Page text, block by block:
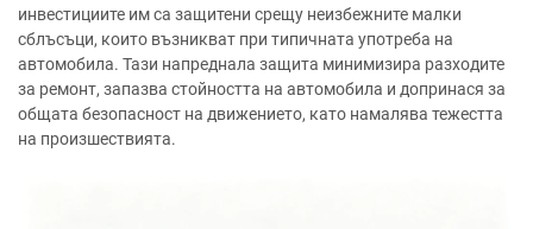
инвестициите им са защитени срещу неизбежните малки
сблъсъци, които възникват при типичната употреба на
автомобила. Тази напреднала защита минимизира разходите
за ремонт, запазва стойността на автомобила и допринася за
общата безопасност на движението, като намалява тежестта
на произшествията.